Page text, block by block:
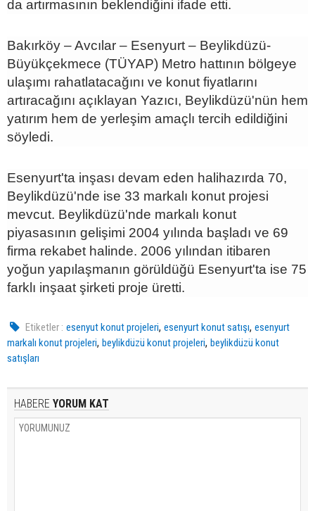
da artırmasının beklendiğini ifade etti.
Bakırköy – Avcılar – Esenyurt – Beylikdüzü-
Büyükçekmece (TÜYAP) Metro hattının bölgeye
ulaşımı rahatlatacağını ve konut fiyatlarını
artıracağını açıklayan Yazıcı, Beylikdüzü'nün hem
yatırım hem de yerleşim amaçlı tercih edildiğini
söyledi.
Esenyurt'ta inşası devam eden halihazırda 70,
Beylikdüzü'nde ise 33 markalı konut projesi
mevcut. Beylikdüzü'nde markalı konut
piyasasının gelişimi 2004 yılında başladı ve 69
firma rekabet halinde. 2006 yılından itibaren
yoğun yapılaşmanın görüldüğü Esenyurt'ta ise 75
farklı inşaat şirketi proje üretti.
Etiketler : esenyut konut projeleri,esenyurt konut satışı,esenyurt
markalı konut projeleri, beylikdüzü konut projeleri, beylikdüzü konut
satışları
HABERE YORUM KAT